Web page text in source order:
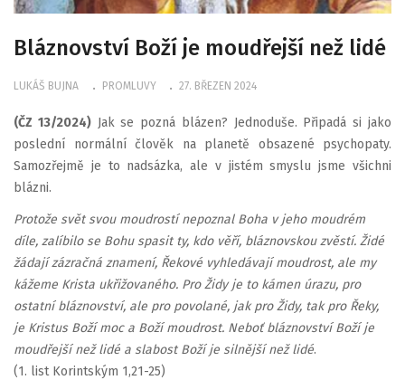
Bláznovství Boží je moudřejší než lidé
LUKÁŠ BUJNA PROMLUVY 27. BŘEZEN 2024
(ČZ 13/2024)Jak se pozná blázen? Jednoduše. Připadá si jako
poslední normální člověk na planetě obsazené psychopaty.
Samozřejmě je to nadsázka, ale v jistém smyslu jsme všichni
blázni.
Protože svět svou moudrostí nepoznal Boha v jeho moudrém
díle, zalíbilo se Bohu spasit ty, kdo věří, bláznovskou zvěstí. Židé
žádají zázračná znamení, Řekové vyhledávají moudrost, ale my
kážeme Krista ukřižovaného. Pro Židy je to kámen úrazu, pro
ostatní bláznovství, ale pro povolané, jak pro Židy, tak pro Řeky,
je Kristus Boží moc a Boží moudrost. Neboť bláznovství Boží je
moudřejší než lidé a slabost Boží je silnější než lidé.
(1. list Korintským 1,21-25)